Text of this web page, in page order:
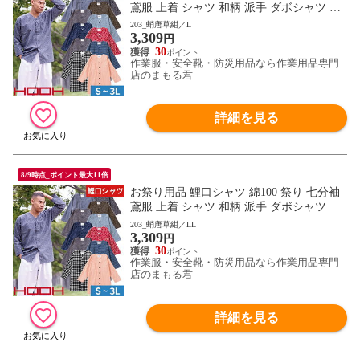
鳶服 上着 シャツ 和柄 派手 ダボシャツ 村
上被服 鳳皇 HOOH お祭り 夏祭り 花火大会
衣装 大人 男 縁日 出店 おみこし 祭り 職人
神和風 柄 華やか かっこいい おしゃれ 570
0 作業服 通年 大きいサイズ
203_蛸唐草紺／L
3,309円
30
作業服・安全靴・防災用品なら作業用品専門
店のまもる君
詳細を見る
8/9時点_ポイント最大11倍
お祭り用品 鯉口シャツ 綿100 祭り 七分袖
鳶服 上着 シャツ 和柄 派手 ダボシャツ 村
上被服 鳳皇 HOOH お祭り 夏祭り 花火大会
衣装 大人 男 縁日 出店 おみこし 祭り 職人
神和風 柄 華やか かっこいい おしゃれ 570
0 作業服 通年 大きいサイズ
203_蛸唐草紺／LL
3,309円
30
作業服・安全靴・防災用品なら作業用品専門
店のまもる君
詳細を見る